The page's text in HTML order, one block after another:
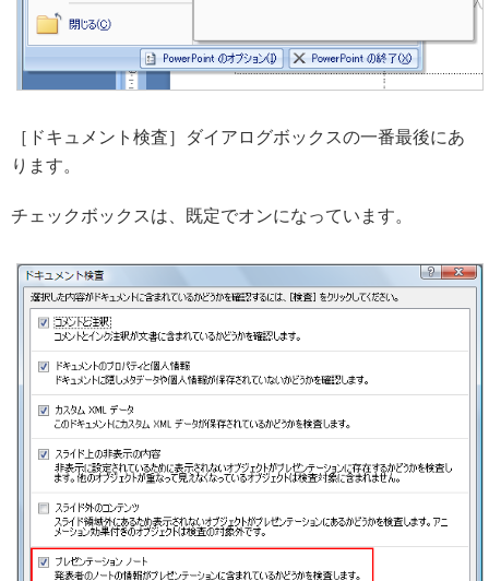
［ドキュメント検査］ダイアログボックスの一番最後にあ
ります。
チェックボックスは、既定でオンになっています。